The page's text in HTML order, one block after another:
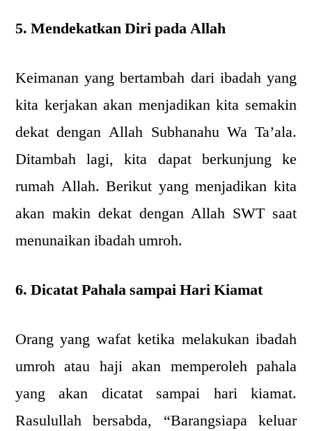
5. Mendekatkan Diri pada Allah
Keimanan yang bertambah dari ibadah yang
kita kerjakan akan menjadikan kita semakin
dekat dengan Allah Subhanahu Wa Ta’ala.
Ditambah lagi, kita dapat berkunjung ke
rumah Allah. Berikut yang menjadikan kita
akan makin dekat dengan Allah SWT saat
menunaikan ibadah umroh.
6. Dicatat Pahala sampai Hari Kiamat
Orang yang wafat ketika melakukan ibadah
umroh atau haji akan memperoleh pahala
yang akan dicatat sampai hari kiamat.
Rasulullah bersabda, “Barangsiapa keluar